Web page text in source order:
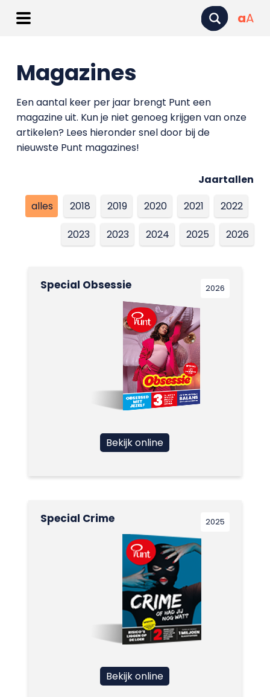
aA
Magazines
Een aantal keer per jaar brengt Punt een
magazine uit. Kun je niet genoeg krijgen van onze
artikelen? Lees hieronder snel door bij de
nieuwste Punt magazines!
Jaartallen
alles
2018 2019 2020 2021 2022
2023 2023 2024 2025 2026
Special Obsessie 2026
Bekijk online
Special Crime 2025
Bekijk online